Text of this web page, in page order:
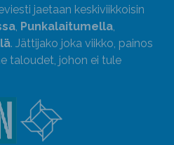
jaetaan keskiviikkoisin
, Punkalaitumella,
. Jättijako joka viikko, painos
taloudet, johon ei tule